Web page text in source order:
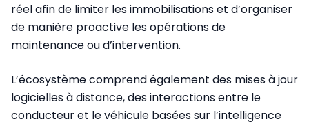
réel afin de limiter les immobilisations et d’organiser
de manière proactive les opérations de
maintenance ou d’intervention.
L’écosystème comprend également des mises à jour
logicielles à distance, des interactions entre le
conducteur et le véhicule basées sur l’intelligence